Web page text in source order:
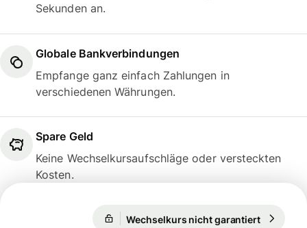
Sekunden an.
Globale Bankverbindungen
Empfange ganz einfach Zahlungen in
verschiedenen Währungen.
Spare Geld
Keine Wechselkursaufschläge oder versteckten
Kosten.
Wechselkurs nicht garantiert